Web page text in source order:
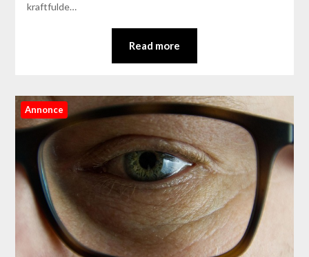
kraftfulde…
Read more
Annonce